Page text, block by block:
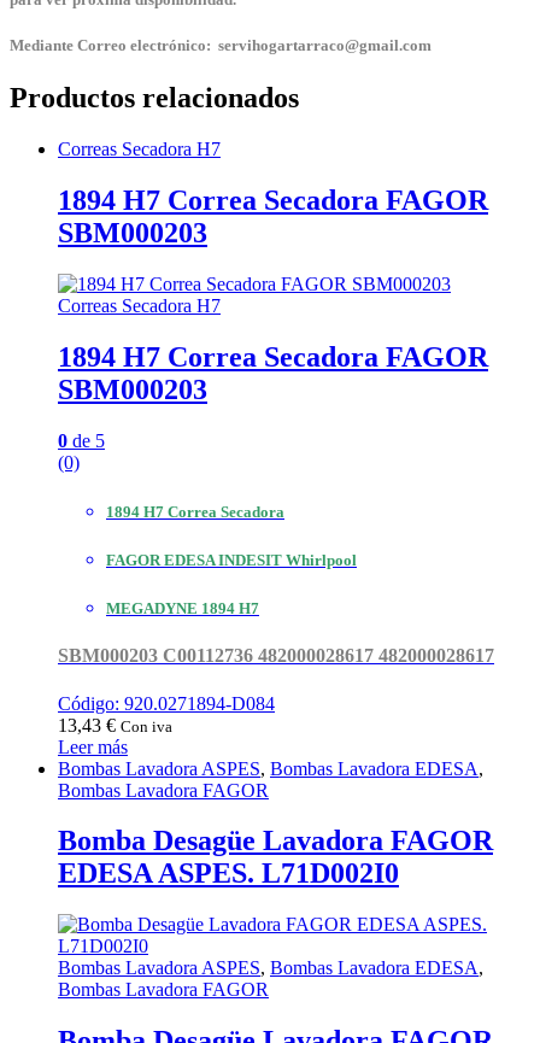
Mediante Correo electrónico: servihogartarraco@gmail.com
Productos relacionados
Correas Secadora H7
1894 H7 Correa Secadora FAGOR
SBM000203
Correas Secadora H7
1894 H7 Correa Secadora FAGOR
SBM000203
0 de 5
(0)
1894 H7 Correa Secadora
FAGOR EDESA INDESIT Whirlpool
MEGADYNE 1894 H7
SBM000203 C00112736 482000028617 482000028617
Código: 920.0271894-D084
13,43 € Con iva
Leer más
Bombas Lavadora ASPES, Bombas Lavadora EDESA,
Bombas Lavadora FAGOR
Bomba Desagüe Lavadora FAGOR
EDESA ASPES. L71D002I0
Bombas Lavadora ASPES, Bombas Lavadora EDESA,
Bombas Lavadora FAGOR